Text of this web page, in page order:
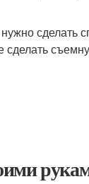
сделать
сделать